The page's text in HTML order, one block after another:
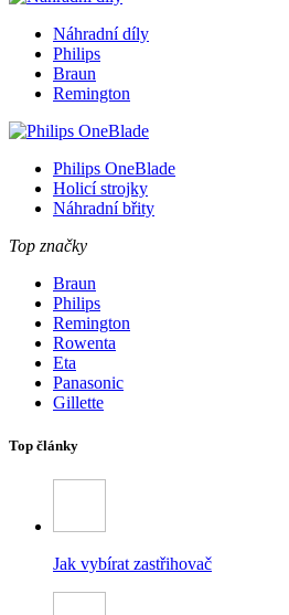
Náhradní díly
Philips
Braun
Remington
Philips OneBlade
Holicí strojky
Náhradní břity
Top značky
Braun
Philips
Remington
Rowenta
Eta
Panasonic
Gillette
Top články
Jak vybírat zastřihovač